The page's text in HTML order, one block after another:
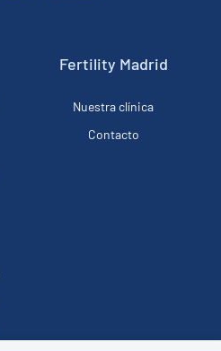
Fertility Madrid
Nuestra clínica
Contacto